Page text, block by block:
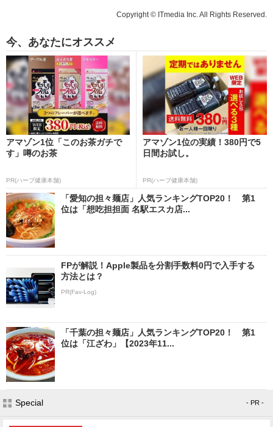
Copyright © ITmedia Inc. All Rights Reserved.
今、あなたにオススメ
アマゾン1位「このお茶ガチで
す」噂のお茶
PR(ハーブ健康本舗)
アマゾン1位の実績！380円で5
日間お試し。
PR(ハーブ健康本舗)
「愛知の担々麺店」人気ランキングTOP20！ 第1
位は「想吃担担面 名駅エスカ店...
FPが解説！Apple製品を分割手数料0円で入手する
方法とは？
PR(Fav-Log)
「千葉の担々麺店」人気ランキングTOP20！ 第1
位は「江ざわ」【2023年11...
Special - PR -